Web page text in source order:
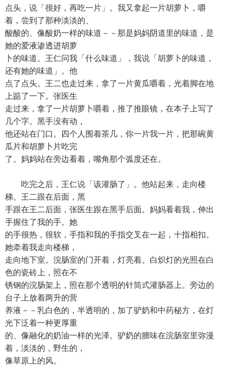
点头，说「很好，再吃一片」。我又拿起一片胡萝卜，嚼
着，尝到了那种淡淡的、
酸酸的、像酸奶一样的味道－－那是妈妈阴道里的味道，是
她的爱液渗透进胡萝
卜的味道。王仁问我「什么味道」，我说「胡萝卜的味道，
还有她的味道」。他
点了点头。王二也走过来，拿了一片黄瓜嚼着，光着脚在地
上踮了一下。张医生
走过来，拿了一片胡萝卜嚼着，推了推眼镜，在本子上写了
几个字。黑手没有动，
他还站在门口。四个人围着茶几，你一片我一片，把那碗黄
瓜片和胡萝卜片吃完
了。妈妈站在旁边看着，嘴角那个弧度还在。
吃完之后，王仁说「该灌肠了」。他站起来，走向楼
梯。王二跟在后面，黑
手跟在王二后面，张医生跟在黑手后面。妈妈看着我，伸出
手握住了我的手。她
的手很热，很软，手指和我的手指交叉在一起，十指相扣。
她牵着我走向楼梯，
走向地下室。浣肠室的门开着，灯亮着。白炽灯的光照在白
色的瓷砖上，照在不
锈钢的浣肠架上，照在那个透明的针筒式灌肠器上。旁边的
台子上放着两升的营
养液－－乳白色的，半透明的，加了驴奶和中药秘方，在灯
光下泛着一种更厚重
的、像融化的奶油一样的光泽。驴奶的膻味在浣肠室里弥漫
着，淡淡的，野生的，
像草原上的风。